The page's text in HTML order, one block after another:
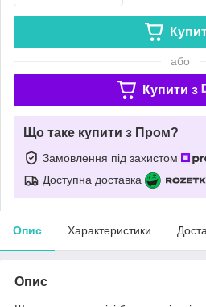
або
Купити з
Що таке купити з Пром?
Замовлення під захистом
Доступна доставка
Опис Характеристики
Опис